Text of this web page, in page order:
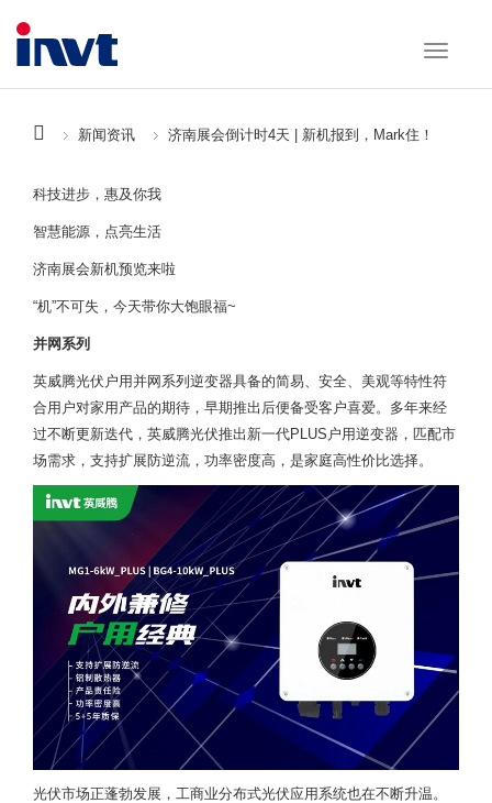
新闻资讯 济南展会倒计时4天 | 新机报到，Mark住！
科技进步，惠及你我
智慧能源，点亮生活
济南展会新机预览来啦
“机”不可失，今天带你大饱眼福~
并网系列
英威腾光伏户用并网系列逆变器具备的简易、安全、美观等特性符
合用户对家用产品的期待，早期推出后便备受客户喜爱。多年来经
过不断更新迭代，英威腾光伏推出新一代PLUS户用逆变器，匹配市
场需求，支持扩展防逆流，功率密度高，是家庭高性价比选择。
光伏市场正蓬勃发展，工商业分布式光伏应用系统也在不断升温。